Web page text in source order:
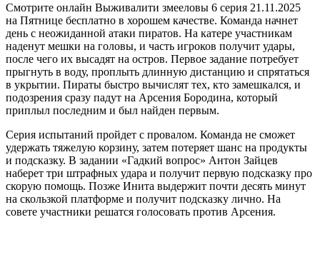
Смотрите онлайн Выживалити змееловы 6 серия 21.11.2025
на Пятнице бесплатно в хорошем качестве. Команда начнет
день с неожиданной атаки пиратов. На катере участникам
наденут мешки на головы, и часть игроков получит удары,
после чего их высадят на остров. Первое задание потребует
прыгнуть в воду, проплыть длинную дистанцию и спрятаться
в укрытии. Пираты быстро вычислят тех, кто замешкался, и
подозрения сразу падут на Арсения Бородина, который
приплыл последним и был найден первым.
Серия испытаний пройдет с провалом. Команда не сможет
удержать тяжелую корзину, затем потеряет шанс на продукты
и подсказку. В задании «Гадкий вопрос» Антон Зайцев
наберет три штрафных удара и получит первую подсказку про
скорую помощь. Позже Инита выдержит почти десять минут
на скользкой платформе и получит подсказку лично. На
совете участники решатся голосовать против Арсения.